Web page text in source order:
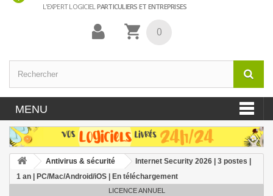
L'EXPERT LOGICIELPARTICULIERS ET ENTREPRISES
0
MENU
Antivirus & sécurité
Internet Security 2026 | 3 postes |
1 an | PC/Mac/Android/iOS | En téléchargement
LICENCE ANNUEL